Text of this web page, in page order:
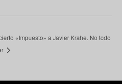
«Impuesto» a Javier Krahe. No todo